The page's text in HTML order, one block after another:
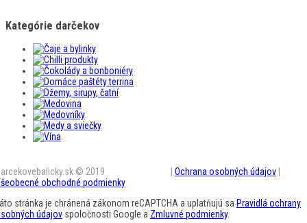
Kategórie darčekov
© 2019 Ochrana osobných údajov
obchodné podmienky
stránka je chránená zákonom reCAPTCHA a uplatňujú sa Pravidlá ochrany
údajov spoločnosti Google a Zmluvné podmienky.